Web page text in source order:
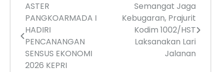
Navigasi
pos
ASTER
PANGKOARMADA I
HADIRI
PENCANANGAN
SENSUS EKONOMI
2026 KEPRI
Semangat Jaga
Kebugaran, Prajurit
Kodim 1002/HST
Laksanakan Lari
Jalanan